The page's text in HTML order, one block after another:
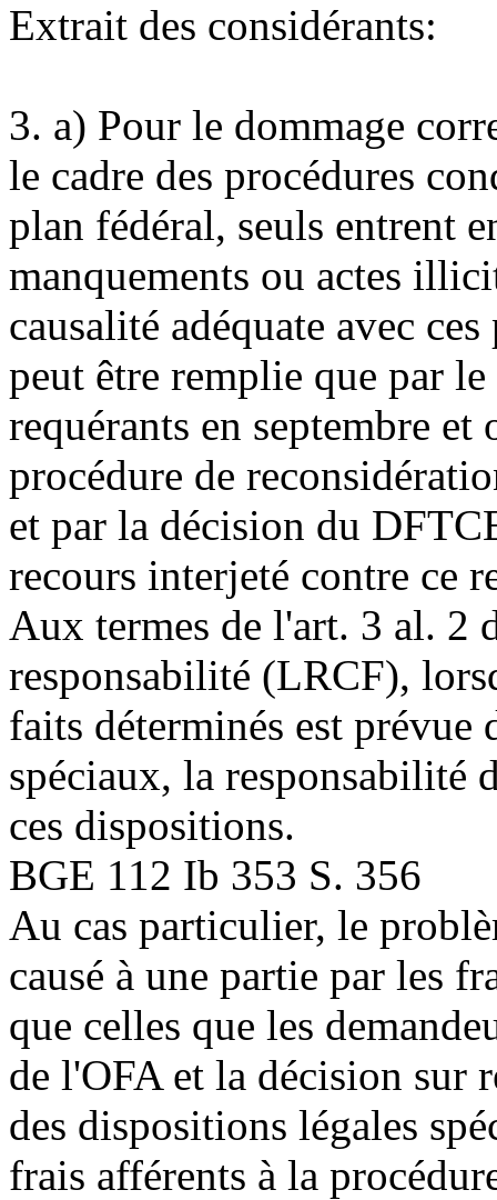
Extrait des considérants:
3. a) Pour le dommage
le cadre des procédures
plan fédéral, seuls entrent
manquements ou actes
causalité adéquate avec
peut être remplie que par
requérants en septembre
procédure de
et par la décision du
recours interjeté contre ce
Aux termes de l'art. 3 al. 2
responsabilité (LRCF),
faits déterminés est prévue
spéciaux, la responsabilité
ces dispositions.
BGE 112 Ib 353 S. 356
Au cas particulier, le
causé à une partie par les
que celles que les
de l'OFA et la décision sur
des dispositions légales
frais afférents à la